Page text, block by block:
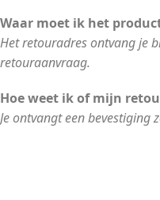
Waar moet ik het
Het retouradres ontvang je
retouraanvraag.
Hoe weet ik of mijn
Je ontvangt een bevestiging